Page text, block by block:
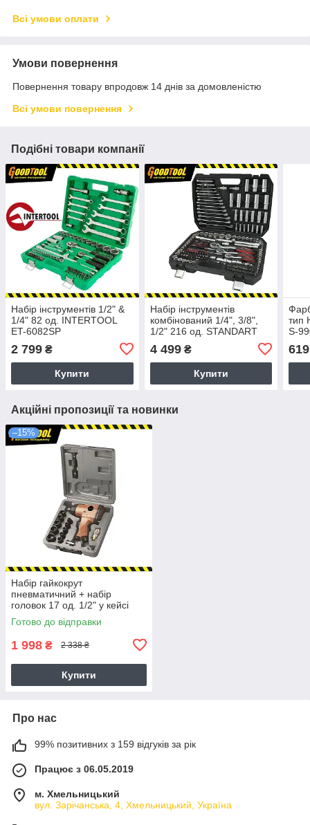
Всі умови оплати
Умови повернення
Повернення товару впродовж 14 днів за домовленістю
Всі умови повернення
Подібні товари компанії
Набір інструментів 1/2" &
1/4" 82 од. INTERTOOL
ET-6082SP
2 799 ₴
Купити
Набір інструментів
комбінований 1/4", 3/8",
1/2" 216 од. STANDART
4 499₴
Купити
тип
S-
619
Акційні пропозиції та новинки
–15%
Набір гайкокрут
пневматичний + набір
головок 17 од. 1/2" у кейсі
VALU-AIR RP7808
(AEROPRO)
Готово до відправки
1 998 ₴ 2 338 ₴
Купити
Про нас
99% позитивних з 159 відгуків за рік
Працює з 06.05.2019
м. Хмельницький
вул. Зарічанська, 4, Хмельницький, Україна